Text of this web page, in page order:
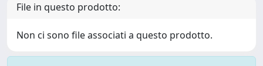
File in questo prodotto:
Non ci sono file associati a questo prodotto.